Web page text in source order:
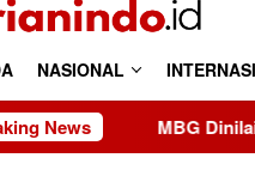
NASIONAL
News
MBG Dinilai Jadi